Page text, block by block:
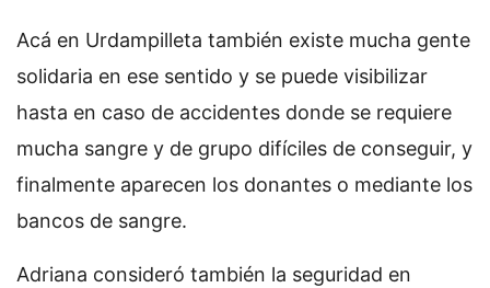
Acá en Urdampilleta también existe mucha gente
solidaria en ese sentido y se puede visibilizar
hasta en caso de accidentes donde se requiere
mucha sangre y de grupo difíciles de conseguir, y
finalmente aparecen los donantes o mediante los
bancos de sangre.
Adriana consideró también la seguridad en